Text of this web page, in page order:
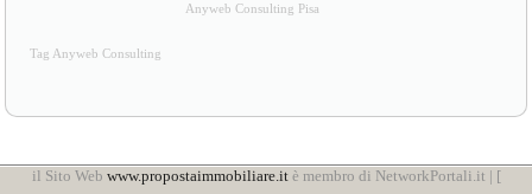
Anyweb Consulting Pisa
Tag Anyweb Consulting
il Sito Web www.propostaimmobiliare.itè membro di NetworkPortali.it | [